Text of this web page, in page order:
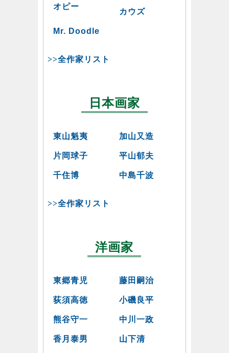
オピー
カウズ
Mr. Doodle
>>全作家リスト
日本画家
東山魁夷 加山又造
片岡球子 平山郁夫
千住博 中島千波
>>全作家リスト
洋画家
東郷青児 藤田嗣治
荻須高徳 小磯良平
熊谷守一 中川一政
香月泰男 山下清